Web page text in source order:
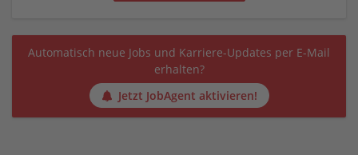
Automatisch neue Jobs und Karriere-Updates per E-Mail
erhalten?
Jetzt JobAgent aktivieren!